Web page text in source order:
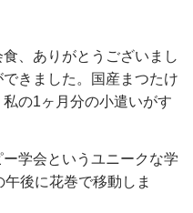
、ありがとうございまし
きました。国産まつたけ
の1ヶ月分の小遣いがす
学会というユニークな学
後に花巻で移動しま